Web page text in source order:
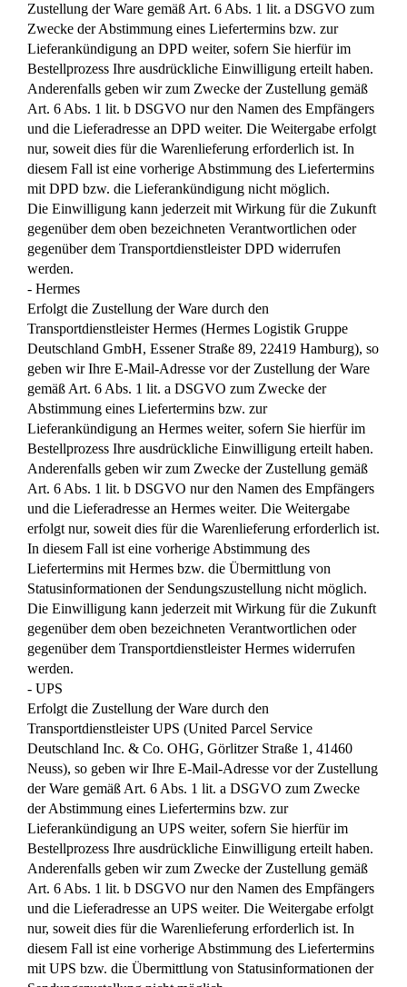
Zustellung der Ware gemäß Art. 6 Abs. 1 lit. a DSGVO zum
Zwecke der Abstimmung eines Liefertermins bzw. zur
Lieferankündigung an DPD weiter, sofern Sie hierfür im
Bestellprozess Ihre ausdrückliche Einwilligung erteilt haben.
Anderenfalls geben wir zum Zwecke der Zustellung gemäß
Art. 6 Abs. 1 lit. b DSGVO nur den Namen des Empfängers
und die Lieferadresse an DPD weiter. Die Weitergabe erfolgt
nur, soweit dies für die Warenlieferung erforderlich ist. In
diesem Fall ist eine vorherige Abstimmung des Liefertermins
mit DPD bzw. die Lieferankündigung nicht möglich.
Die Einwilligung kann jederzeit mit Wirkung für die Zukunft
gegenüber dem oben bezeichneten Verantwortlichen oder
gegenüber dem Transportdienstleister DPD widerrufen
werden.
- Hermes
Erfolgt die Zustellung der Ware durch den
Transportdienstleister Hermes (Hermes Logistik Gruppe
Deutschland GmbH, Essener Straße 89, 22419 Hamburg), so
geben wir Ihre E-Mail-Adresse vor der Zustellung der Ware
gemäß Art. 6 Abs. 1 lit. a DSGVO zum Zwecke der
Abstimmung eines Liefertermins bzw. zur
Lieferankündigung an Hermes weiter, sofern Sie hierfür im
Bestellprozess Ihre ausdrückliche Einwilligung erteilt haben.
Anderenfalls geben wir zum Zwecke der Zustellung gemäß
Art. 6 Abs. 1 lit. b DSGVO nur den Namen des Empfängers
und die Lieferadresse an Hermes weiter. Die Weitergabe
erfolgt nur, soweit dies für die Warenlieferung erforderlich ist.
In diesem Fall ist eine vorherige Abstimmung des
Liefertermins mit Hermes bzw. die Übermittlung von
Statusinformationen der Sendungszustellung nicht möglich.
Die Einwilligung kann jederzeit mit Wirkung für die Zukunft
gegenüber dem oben bezeichneten Verantwortlichen oder
gegenüber dem Transportdienstleister Hermes widerrufen
werden.
- UPS
Erfolgt die Zustellung der Ware durch den
Transportdienstleister UPS (United Parcel Service
Deutschland Inc. & Co. OHG, Görlitzer Straße 1, 41460
Neuss), so geben wir Ihre E-Mail-Adresse vor der Zustellung
der Ware gemäß Art. 6 Abs. 1 lit. a DSGVO zum Zwecke
der Abstimmung eines Liefertermins bzw. zur
Lieferankündigung an UPS weiter, sofern Sie hierfür im
Bestellprozess Ihre ausdrückliche Einwilligung erteilt haben.
Anderenfalls geben wir zum Zwecke der Zustellung gemäß
Art. 6 Abs. 1 lit. b DSGVO nur den Namen des Empfängers
und die Lieferadresse an UPS weiter. Die Weitergabe erfolgt
nur, soweit dies für die Warenlieferung erforderlich ist. In
diesem Fall ist eine vorherige Abstimmung des Liefertermins
mit UPS bzw. die Übermittlung von Statusinformationen der